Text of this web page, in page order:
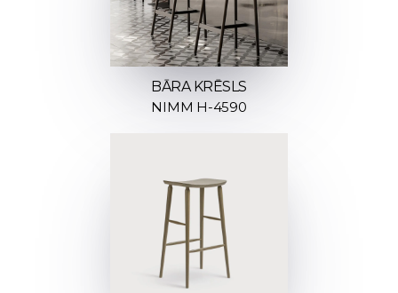
BĀRA KRĒSLS
NIMM H-4590